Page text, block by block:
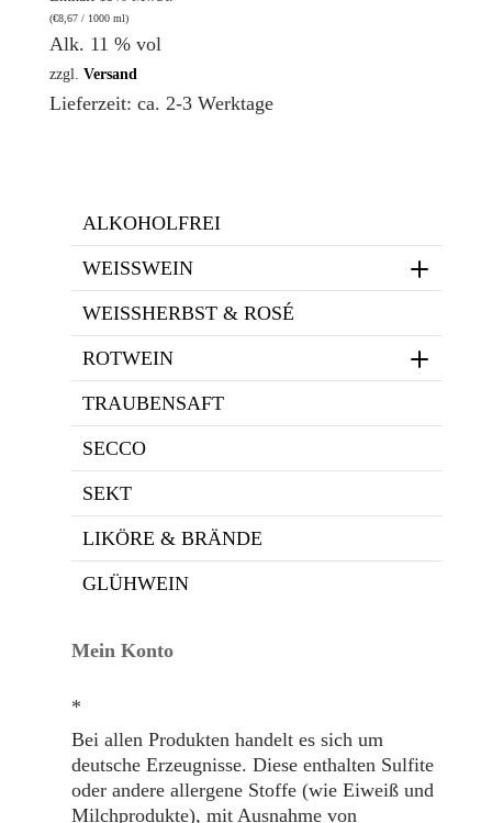
(€8,67/ 1000 ml)
Alk. 11 % vol
zzgl. Versand
Lieferzeit: ca. 2-3 Werktage
ALKOHOLFREI
WEISSWEIN
WEISSHERBST & ROSÉ
ROTWEIN
TRAUBENSAFT
SECCO
SEKT
LIKÖRE & BRÄNDE
GLÜHWEIN
Mein Konto
*
Bei allen Produkten handelt es sich um
deutsche Erzeugnisse. Diese enthalten Sulfite
oder andere allergene Stoffe (wie Eiweiß und
Milchprodukte), mit Ausnahme von